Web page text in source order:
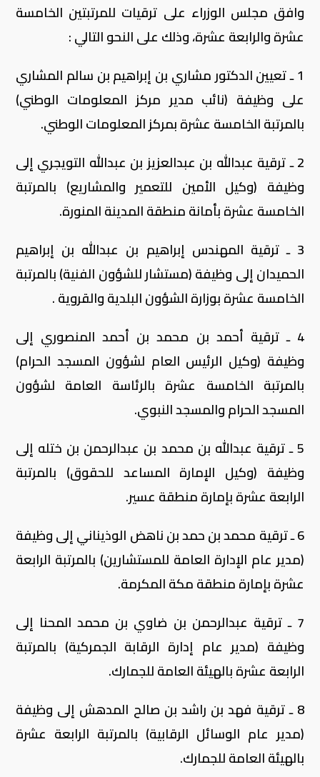
وافق مجلس الوزراء على ترقيات للمرتبتين الخامسة
عشرة والرابعة عشرة، وذلك على النحو التالي :
1 ـ تعيين الدكتور مشاري بن إبراهيم بن سالم المشاري
على وظيفة (نائب مدير مركز المعلومات الوطني)
بالمرتبة الخامسة عشرة بمركز المعلومات الوطني.
2 ـ ترقية عبدالله بن عبدالعزيز بن عبدالله التويجري إلى
وظيفة (وكيل الأمين للتعمير والمشاريع) بالمرتبة
الخامسة عشرة بأمانة منطقة المدينة المنورة.
3 ـ ترقية المهندس إبراهيم بن عبدالله بن إبراهيم
الحميدان إلى وظيفة (مستشار للشؤون الفنية) بالمرتبة
الخامسة عشرة بوزارة الشؤون البلدية والقروية .
4 ـ ترقية أحمد بن محمد بن أحمد المنصوري إلى
وظيفة (وكيل الرئيس العام لشؤون المسجد الحرام)
بالمرتبة الخامسة عشرة بالرئاسة العامة لشؤون
المسجد الحرام والمسجد النبوي.
5 ـ ترقية عبدالله بن محمد بن عبدالرحمن بن ختله إلى
وظيفة (وكيل الإمارة المساعد للحقوق) بالمرتبة
الرابعة عشرة بإمارة منطقة عسير.
6 ـ ترقية محمد بن حمد بن ناهض الوذيناني إلى وظيفة
(مدير عام الإدارة العامة للمستشارين) بالمرتبة الرابعة
عشرة بإمارة منطقة مكة المكرمة.
7 ـ ترقية عبدالرحمن بن ضاوي بن محمد المحنا إلى
وظيفة (مدير عام إدارة الرقابة الجمركية) بالمرتبة
الرابعة عشرة بالهيئة العامة للجمارك.
8 ـ ترقية فهد بن راشد بن صالح المدهش إلى وظيفة
(مدير عام الوسائل الرقابية) بالمرتبة الرابعة عشرة
بالهيئة العامة للجمارك.